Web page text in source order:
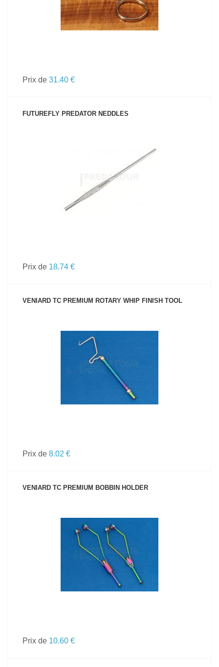
Prix de 31.40 €
FUTUREFLY PREDATOR NEDDLES
VOIR LE PRODUIT
Prix de 18.74 €
VENIARD TC PREMIUM ROTARY WHIP FINISH TOOL
VOIR LE PRODUIT
Prix de 8.02 €
VENIARD TC PREMIUM BOBBIN HOLDER
VOIR LE PRODUIT
Prix de 10.60 €